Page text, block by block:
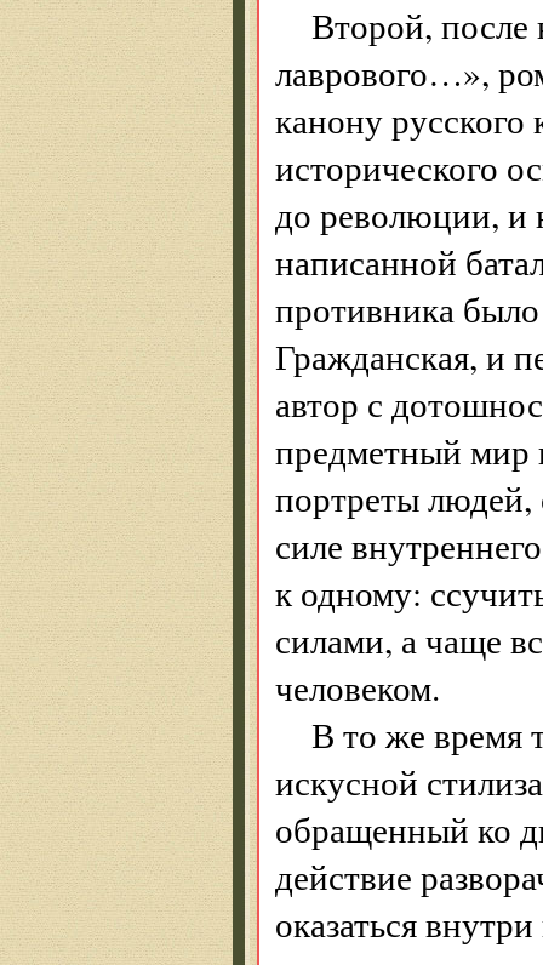
Второй, после
лаврового…»,
канону
исторического
до революции, и
написанной
противника
Гражданская, и
автор с
предметный мир
портреты людей,
силе
к одному:
силами, а чаще
человеком.
В то же время
искусной
обращенный ко
действие
оказаться